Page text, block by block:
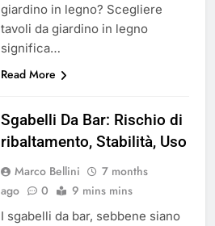
giardino in legno? Scegliere
tavoli da giardino in legno
significa…
Read More
Sgabelli Da Bar: Rischio di
ribaltamento, Stabilità, Uso
Marco Bellini
7 months
ago
0 9 mins mins
I sgabelli da bar, sebbene siano